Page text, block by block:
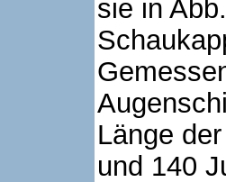
sie in
Länge
und 140